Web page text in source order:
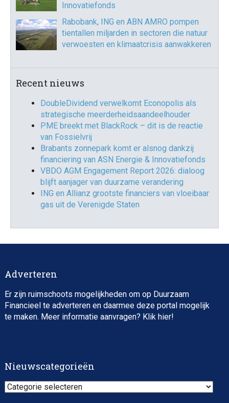
Innovatiefonds
Rabobank, ING en ABN AMRO pompen
tientallen miljarden in sectoren die natuur
verwoesten en klimaatcrisis aanwakkeren
Recent nieuws
DoubleDividend verwelkomt Econopolis als
strategische meerderheidsaandeelhouder
PME breekt met BlackRock – dit is de reactie
van Fossielvrij
Brabants zonnepark komt er alsnog dankzij
financiering van ASN Energie & Innovatiefonds
VBDO AGM Engagement Report 2026: dialoog
blijft aanjager van duurzame verandering
ING en Allianz grootste financiers van vloeibaar
gas uit de Verenigde Staten
Adverteren
Er zijn ruimschoots mogelijkheden om op Duurzaam
Financieel te adverteren en daarmee deze portal mogelijk
te maken. Meer informatie aanvragen? Klik hier!
Nieuwscategorieën
Nieuwscategorieën